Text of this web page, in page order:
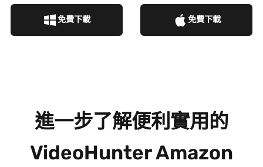
免費下載 免費下載
進一步了解便利實用的
VideoHunter Amazon